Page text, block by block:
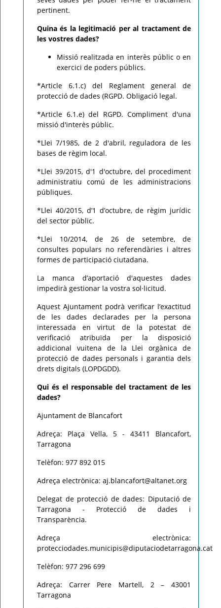
pertinent.
Quina és la legitimació per al tractament de
les vostres dades?
Missió realitzada en interès públic o en
exercici de poders públics.
*Article 6.1.c) del Reglament general de
protecció de dades (RGPD. Obligació legal.
*Article 6.1.e) del RGPD. Compliment d'una
missió d'interès públic.
*Llei 7/1985, de 2 d'abril, reguladora de les
bases de règim local.
*Llei 39/2015, d'1 d'octubre, del procediment
administratiu comú de les administracions
públiques.
*Llei 40/2015, d’1 d’octubre, de règim jurídic
del sector públic.
*Llei 10/2014, de 26 de setembre, de
consultes populars no referendàries i altres
formes de participació ciutadana.
La manca d’aportació d'aquestes dades
impedirà gestionar la vostra sol·licitud.
Aquest Ajuntament podrà verificar l’exactitud
de les dades declarades per la persona
interessada en virtut de la potestat de
verificació atribuïda per la disposició
addicional vuitena de la Llei orgànica de
protecció de dades personals i garantia dels
drets digitals (LOPDGDD).
Qui és el responsable del tractament de les
dades?
Ajuntament de Blancafort
Adreça: Plaça Vella, 5 - 43411 Blancafort,
Tarragona
Telèfon: 977 892 015
Adreça electrònica: aj.blancafort@altanet.org
Delegat de protecció de dades: Diputació de
Tarragona - Protecció de dades i
Transparència.
Adreça electrònica:
protecciodades.municipis@diputaciodetarragona.cat
Telèfon: 977 296 699
Adreça: Carrer Pere Martell, 2 – 43001
Tarragona